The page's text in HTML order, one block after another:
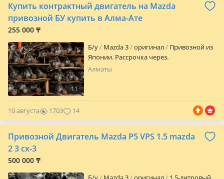
Купить контрактный двигатель на Mazda
привозной БУ купить в Алма-Ате
255 000 ₸
11
Б/y Mazda 3 оригинал
Привозной из
Японии. Рассрочка через.
Алматы
10 августа 1703 14
Привозной Двигатель Mazda P5 VPS 1.5 mazda
2 3 cx-3
500 000 ₸